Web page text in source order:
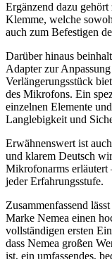
Ergänzend dazu
Klemme, welche
auch zum Befestigen
Darüber hinaus
Adapter zur
Verlängerungsstück
des Mikrofons. Ein
einzelnen Elemente
Langlebigkeit und
Erwähnenswert ist
und klarem Deutsch
Mikrofonarms
jeder Erfahrungsstufe.
Zusammenfassend
Marke Nemea einen
vollständigen ersten
dass Nemea großen
ist, ein umfassendes,